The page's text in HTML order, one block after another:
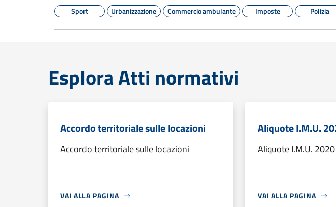
Sport
Urbanizzazione Commercio ambulante Imposte Polizia
Esplora Atti normativi
Accordo territoriale sulle locazioni
Accordo territoriale sulle locazioni
VAI ALLA PAGINA
Aliquote I.M.U.
Aliquote I.M.U. 2020
VAI ALLA PAGINA